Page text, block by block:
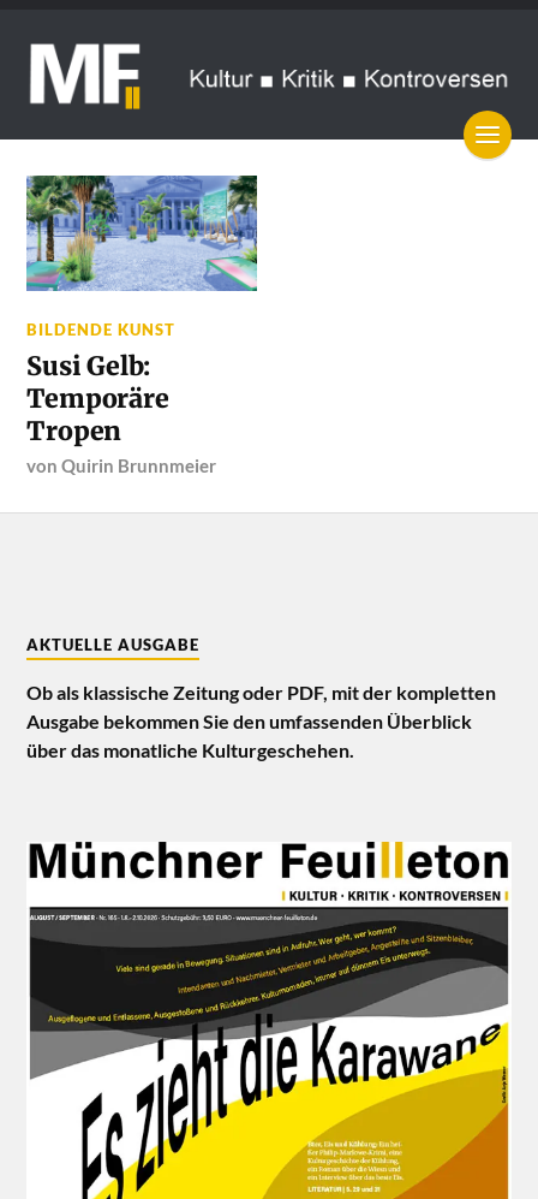
BILDENDE KUNST
Susi Gelb:
Temporäre
Tropen
vonQuirin Brunnmeier
AKTUELLE AUSGABE
Ob als klassische Zeitung oder PDF, mit der kompletten
Ausgabe bekommen Sie den umfassenden Überblick
über das monatliche Kulturgeschehen.